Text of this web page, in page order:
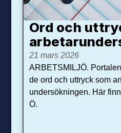
Ord och
21 mars 2026
ARBETSMILJÖ.
de ord och uttryck som
undersökningen. Här
Ö.